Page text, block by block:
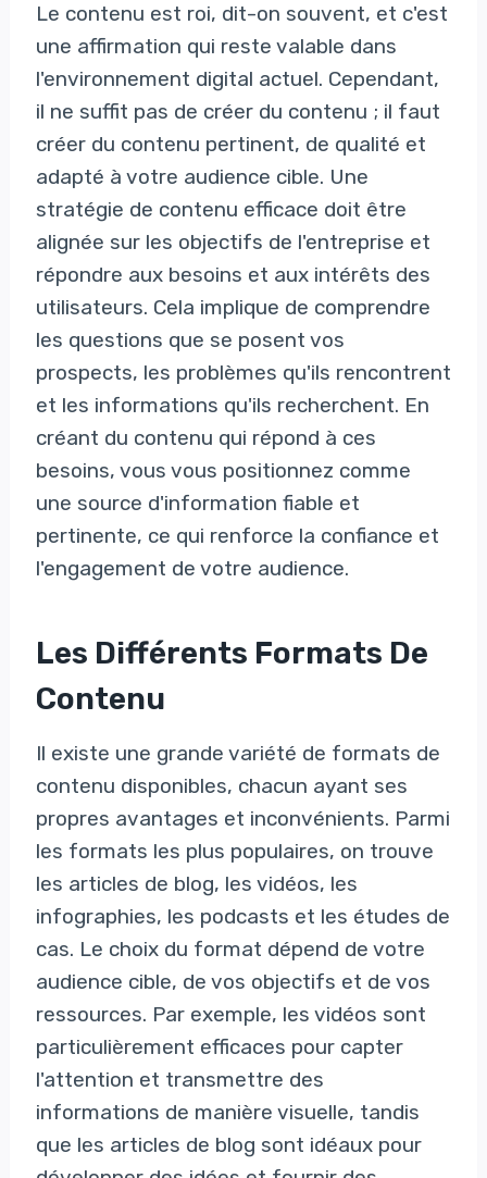
Le contenu est roi, dit-on souvent, et c'est
une affirmation qui reste valable dans
l'environnement digital actuel. Cependant,
il ne suffit pas de créer du contenu ; il faut
créer du contenu pertinent, de qualité et
adapté à votre audience cible. Une
stratégie de contenu efficace doit être
alignée sur les objectifs de l'entreprise et
répondre aux besoins et aux intérêts des
utilisateurs. Cela implique de comprendre
les questions que se posent vos
prospects, les problèmes qu'ils rencontrent
et les informations qu'ils recherchent. En
créant du contenu qui répond à ces
besoins, vous vous positionnez comme
une source d'information fiable et
pertinente, ce qui renforce la confiance et
l'engagement de votre audience.
Les Différents Formats De
Contenu
Il existe une grande variété de formats de
contenu disponibles, chacun ayant ses
propres avantages et inconvénients. Parmi
les formats les plus populaires, on trouve
les articles de blog, les vidéos, les
infographies, les podcasts et les études de
cas. Le choix du format dépend de votre
audience cible, de vos objectifs et de vos
ressources. Par exemple, les vidéos sont
particulièrement efficaces pour capter
l'attention et transmettre des
informations de manière visuelle, tandis
que les articles de blog sont idéaux pour